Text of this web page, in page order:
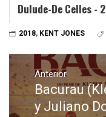
Dulude-De Celles -
2018, KENT JONES
Navegación
de
entradas
Anterior
Entrada
anterior:
Bacurau
y Juliano